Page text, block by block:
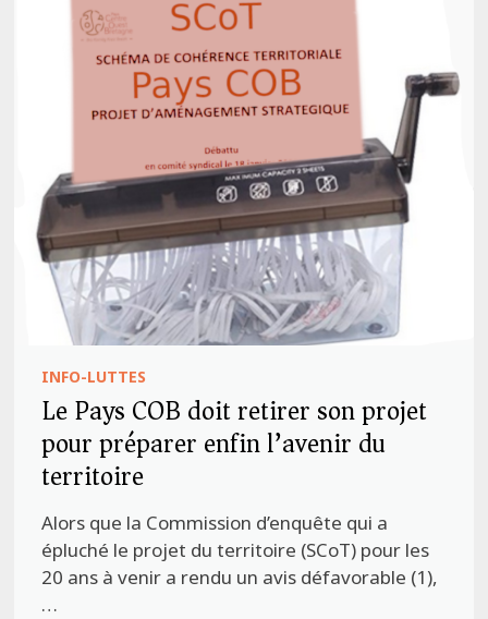
INFO-LUTTES
Le Pays COB doit retirer son projet
pour préparer enfin l’avenir du
territoire
Alors que la Commission d’enquête qui a
épluché le projet du territoire (SCoT) pour les
20 ans à venir a rendu un avis défavorable (1),
…